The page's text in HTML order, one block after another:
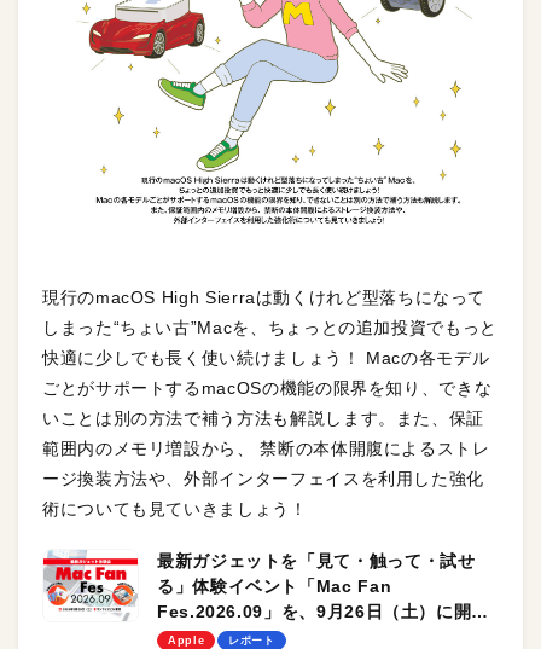
現行のmacOS High Sierraは動くけれど型落ちになって
しまった“ちょい古”Macを、ちょっとの追加投資でもっと
快適に少しでも長く使い続けましょう！ Macの各モデル
ごとがサポートするmacOSの機能の限界を知り、できな
いことは別の方法で補う方法も解説します。また、保証
範囲内のメモリ増設から、 禁断の本体開腹によるストレ
ージ換装方法や、外部インターフェイスを利用した強化
術についても見ていきましょう！
最新ガジェットを「見て・触って・試せ
る」体験イベント「Mac Fan
Fes.2026.09」を、9月26日（土）に開催
します！
Apple レポート